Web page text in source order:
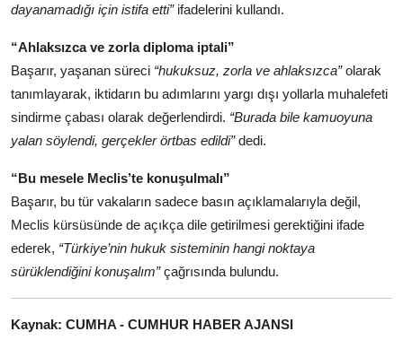
dayanamadığı için istifa etti”ifadelerini kullandı.
“Ahlaksızca ve zorla diploma iptali”
Başarır, yaşanan süreci “hukuksuz, zorla ve ahlaksızca”olarak
tanımlayarak, iktidarın bu adımlarını yargı dışı yollarla muhalefeti
sindirme çabası olarak değerlendirdi. “Burada bile kamuoyuna
yalan söylendi, gerçekler örtbas edildi”dedi.
“Bu mesele Meclis’te konuşulmalı”
Başarır, bu tür vakaların sadece basın açıklamalarıyla değil,
Meclis kürsüsünde de açıkça dile getirilmesi gerektiğini ifade
ederek, “Türkiye’nin hukuk sisteminin hangi noktaya
sürüklendiğini konuşalım”çağrısında bulundu.
Kaynak: CUMHA - CUMHUR HABER AJANSI